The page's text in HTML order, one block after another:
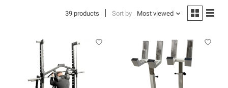
39 products Sort by Most viewed